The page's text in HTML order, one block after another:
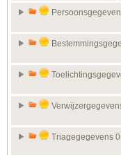
Triagegegevens